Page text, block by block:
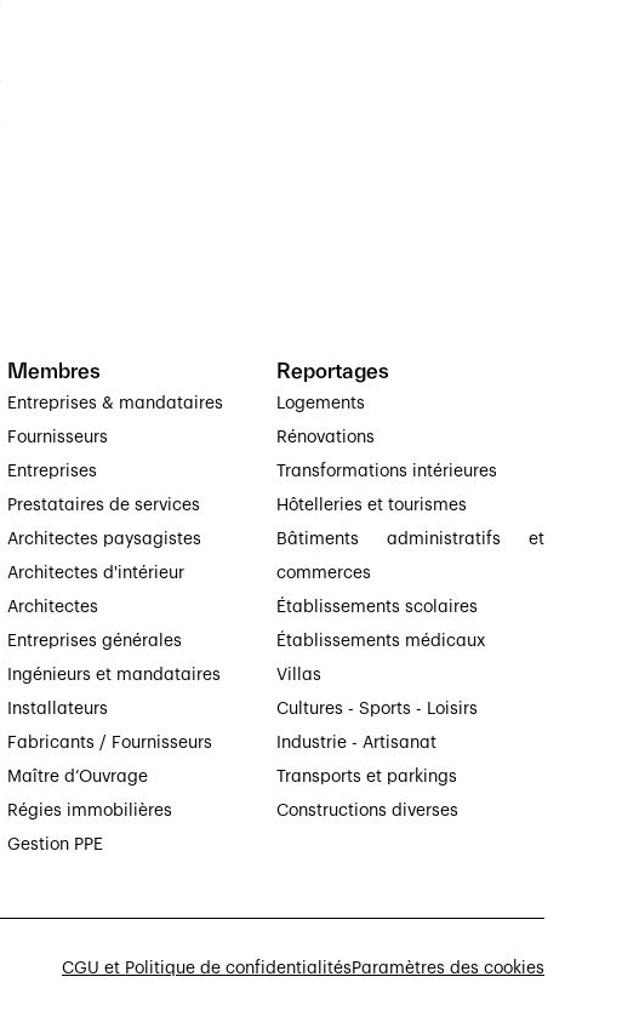
Membres
Entreprises & mandataires
Fournisseurs
Entreprises
Prestataires de services
Architectes paysagistes
Architectes d'intérieur
Architectes
Entreprises générales
Ingénieurs et mandataires
Installateurs
Fabricants / Fournisseurs
Maître d’Ouvrage
Régies immobilières
Gestion PPE
Reportages
Logements
Rénovations
Transformations intérieures
Hôtelleries et tourismes
Bâtiments administratifs et
commerces
Établissements scolaires
Établissements médicaux
Villas
Cultures - Sports - Loisirs
Industrie - Artisanat
Transports et parkings
Constructions diverses
CGU et Politique de confidentialités Paramètres des cookies